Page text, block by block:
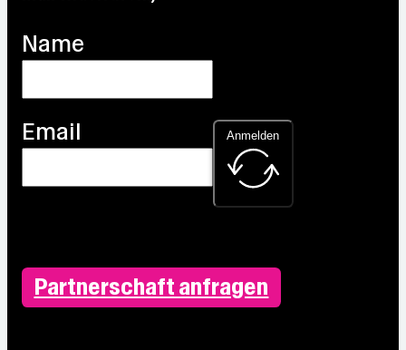
Partnerschaft anfragen
Name
Email Anmelden